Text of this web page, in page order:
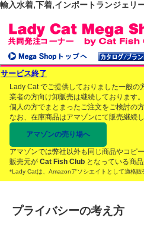
輸入水着,下着,インポートランジェリ
サービス終了
Lady Cat でご提供しておりました一般の
業者の方向け卸販売は継続しております
個人の方でまとまったご注文をご検討の
なお、在庫商品はアマゾンにて販売継続し
アマゾンの売り場へ
アマゾンでは弊社以外も同じ商品やコピ
販売元が Cat Fish Club となっている商
*Lady Catは、Amazonアソシエイトとして適格販
プライバシーの考え方